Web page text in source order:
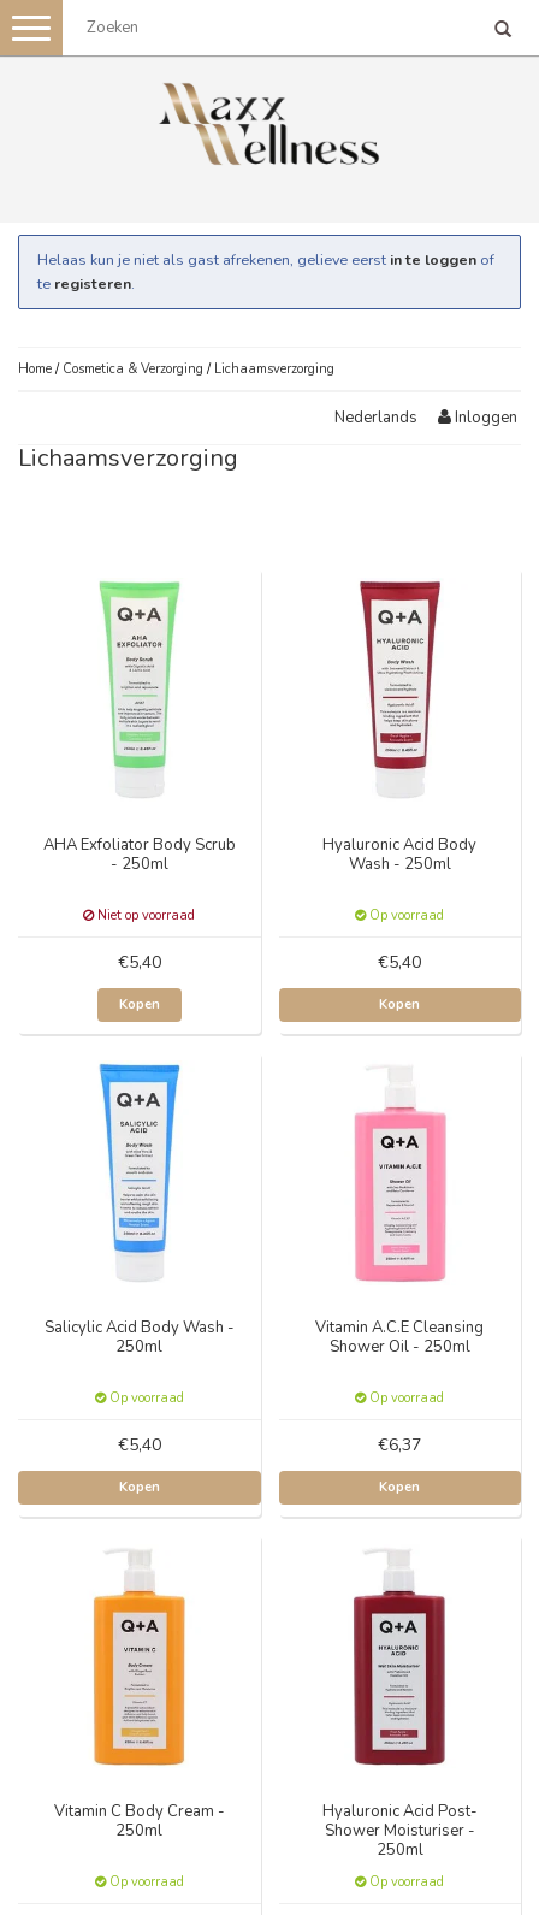
Toggle
navigation
Helaas kun je niet als gast afrekenen, gelieve eerst in te loggen of
te registeren.
Home / Cosmetica & Verzorging / Lichaamsverzorging
Nederlands Inloggen
Lichaamsverzorging
AHA Exfoliator Body Scrub
- 250ml
Niet op voorraad
€5,40
Kopen
Hyaluronic Acid Body
Wash - 250ml
Op voorraad
€5,40
Kopen
Salicylic Acid Body Wash -
250ml
Op voorraad
€5,40
Kopen
Vitamin A.C.E Cleansing
Shower Oil - 250ml
Op voorraad
€6,37
Kopen
Vitamin C Body Cream -
250ml
Op voorraad
Hyaluronic Acid Post-
Shower Moisturiser -
250ml
Op voorraad